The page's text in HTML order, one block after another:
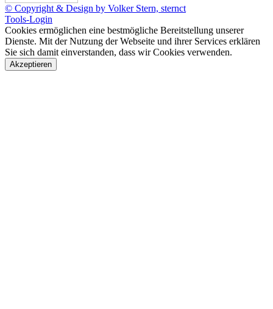
© Copyright & Design by Volker Stern, sternct
Tools-Login
Cookies ermöglichen eine bestmögliche Bereitstellung unserer
Dienste. Mit der Nutzung der Webseite und ihrer Services erklären
Sie sich damit einverstanden, dass wir Cookies verwenden.